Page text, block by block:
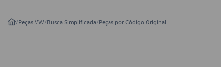
/Peças VW/Busca Simplificada/Peças por Código Original